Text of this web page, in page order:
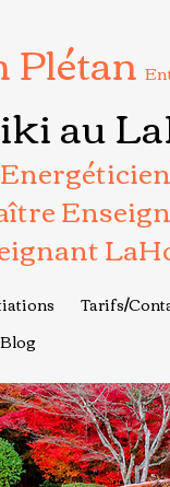
Plétan
au
Energéticien
Tarifs/
Blog